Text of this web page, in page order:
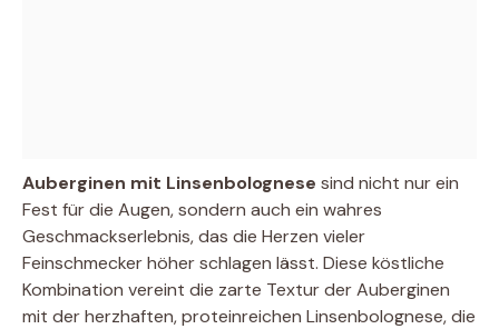
Auberginen mit Linsenbolognese sind nicht nur ein
Fest für die Augen, sondern auch ein wahres
Geschmackserlebnis, das die Herzen vieler
Feinschmecker höher schlagen lässt. Diese köstliche
Kombination vereint die zarte Textur der Auberginen
mit der herzhaften, proteinreichen Linsenbolognese, die